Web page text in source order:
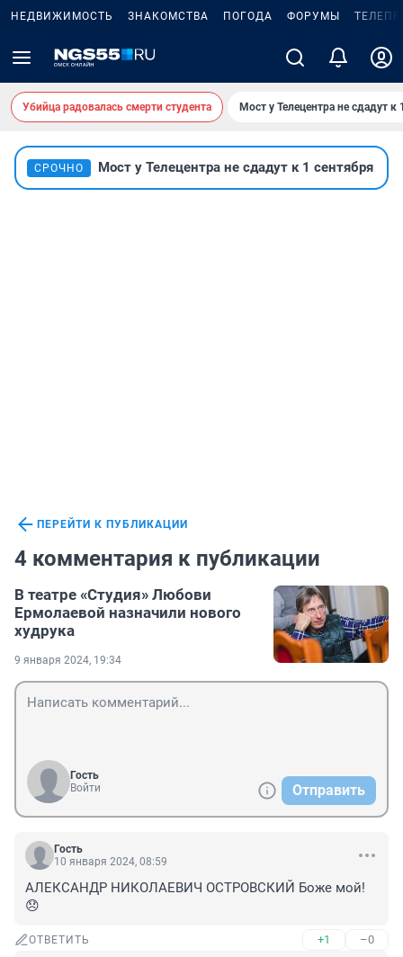
НЕДВИЖИМОСТЬ ЗНАКОМСТВА ПОГОДА ФОРУМЫ
Убийца радовалась смерти студента Мост у Телецентра не сдадут к
СРОЧНО Мост у Телецентра не сдадут к 1 сентября
ПЕРЕЙТИ К ПУБЛИКАЦИИ
4 комментария к публикации
В театре «Студия» Любови
Ермолаевой назначили нового
худрука
9 января 2024, 19:34
Гость
Войти
Отправить
Гость
10 января 2024, 08:59
АЛЕКСАНДР НИКОЛАЕВИЧ ОСТРОВСКИЙ Боже мой!
😞
ОТВЕТИТЬ +1 –0